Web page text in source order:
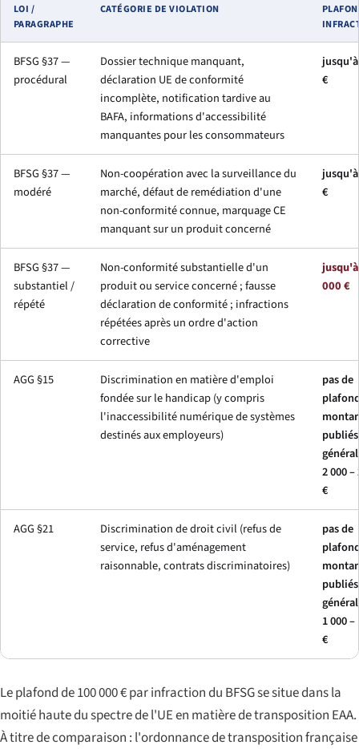
LOI /
PARAGRAPHE
CATÉGORIE DE VIOLATION
BFSG §37 —
procédural
Dossier technique manquant,
déclaration UE de conformité
incomplète, notification tardive au
BAFA, informations d'accessibilité
manquantes pour les consommateurs
€
BFSG §37 —
modéré
Non-coopération avec la surveillance du
marché, défaut de remédiation d'une
non-conformité connue, marquage CE
manquant sur un produit concerné
€
BFSG §37 —
substantiel /
répété
Non-conformité substantielle d'un
produit ou service concerné ; fausse
déclaration de conformité ; infractions
répétées après un ordre d'action
corrective
000 €
AGG §15
Discrimination en matière d'emploi
fondée sur le handicap (y compris
l'inaccessibilité numérique de systèmes
destinés aux employeurs)
pas de
publiés
2 000 –
€
AGG §21
Discrimination de droit civil (refus de
service, refus d'aménagement
raisonnable, contrats discriminatoires)
pas de
publiés
1 000 –
€
Le plafond de 100 000 € par infraction du BFSG se situe dans la
moitié haute du spectre de l'UE en matière de transposition EAA.
À titre de comparaison : l'ordonnance de transposition française